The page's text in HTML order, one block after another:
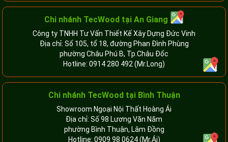
Chi nhánh TecWood tại An Giang
Công ty TNHH Tư Vấn Thiết Kế Xây Dựng Đức Vinh
Địa chỉ: Số 105, tổ 18, đường Phan Đình Phùng
phường Châu Phú B, Tp.Châu Đốc
Hotline: 0914 280 492 (Mr.Long)
Chi nhánh TecWood tại Bình Thuận
Showroom Ngoại Nội Thất Hoàng Ái
Địa chỉ: Số 98 Lương Văn Năm
phường Bình Thuận, Lâm Đồng
Hotline: 0909 98 0624(Mr.Ái)